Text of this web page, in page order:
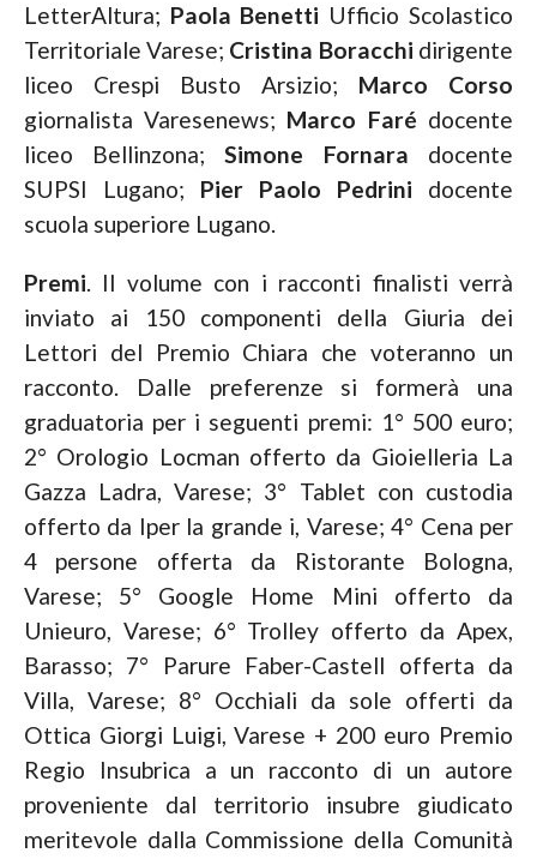
LetterAltura; Paola Benetti Ufficio Scolastico
Territoriale Varese; Cristina Boracchi dirigente
liceo Crespi Busto Arsizio; Marco Corso
giornalista Varesenews; Marco Faré docente
liceo Bellinzona;Simone Fornara docente
SUPSI Lugano; Pier Paolo Pedrini docente
scuola superiore Lugano.
Premi. Il volume con i racconti finalisti verrà
inviato ai 150 componenti della Giuria dei
Lettori del Premio Chiara che voteranno un
racconto. Dalle preferenze si formerà una
graduatoria per i seguenti premi: 1° 500 euro;
2° Orologio Locman offerto da Gioielleria La
Gazza Ladra, Varese; 3° Tablet con custodia
offerto da Iper la grande i, Varese; 4° Cena per
4 persone offerta da Ristorante Bologna,
Varese; 5° Google Home Mini offerto da
Unieuro, Varese; 6° Trolley offerto da Apex,
Barasso; 7° Parure Faber-Castell offerta da
Villa, Varese; 8° Occhiali da sole offerti da
Ottica Giorgi Luigi, Varese + 200 euro Premio
Regio Insubrica a un racconto di un autore
proveniente dal territorio insubre giudicato
meritevole dalla Commissione della Comunità